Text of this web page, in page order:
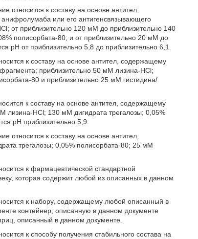
относится к составу на основе антител,
или его антигенсвязывающего
от приблизительно 120 мМ до приблизительно 140
полисорбата-80; и от приблизительно 20 мМ до
рН от приблизительно 5,8 до приблизительно 6,1.
к составу на основе антител, содержащему
приблизительно 50 мМ лизина-HCl;
80 и приблизительно 25 мМ гистидина/
к составу на основе антител, содержащему
HCl; 130 мМ дигидрата трегалозы; 0,05%
рН приблизительно 5,9.
относится к составу на основе антител,
трегалозы; 0,05% полисорбата-80; 25 мМ
к фармацевтической стандартной
которая содержит любой из описанных в данном
к набору, содержащему любой описанный в
контейнер, описанную в данном документе
описанный в данном документе.
к способу получения стабильного состава на